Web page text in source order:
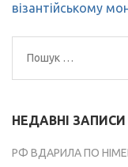
візантійському
Пошук:
НЕДАВНІ ЗАПИСИ
РФ ВДАРИЛА ПО